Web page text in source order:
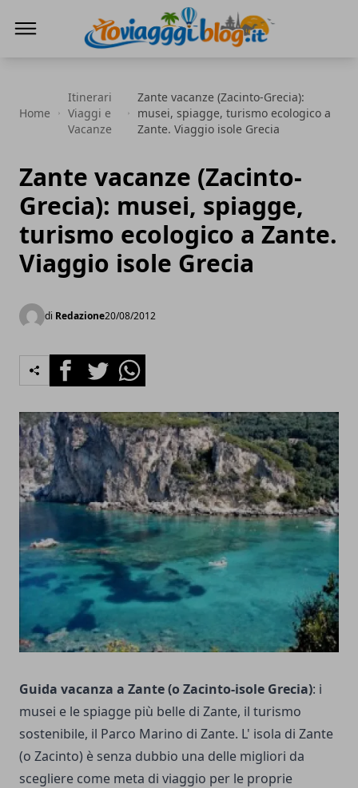
Home
Itinerari
Viaggi e
Vacanze
Zante vacanze (Zacinto-Grecia):
musei, spiagge, turismo ecologico a
Zante. Viaggio isole Grecia
Zante vacanze (Zacinto-
Grecia): musei, spiagge,
turismo ecologico a Zante.
Viaggio isole Grecia
di Redazione20/08/2012
FacebookTwitterWhatsapp
Guida vacanza a Zante (o Zacinto-isole Grecia): i
musei e le spiagge più belle di Zante, il turismo
sostenibile, il Parco Marino di Zante. L' isola di Zante
(o Zacinto) è senza dubbio una delle migliori da
scegliere come meta di viaggio per le proprie